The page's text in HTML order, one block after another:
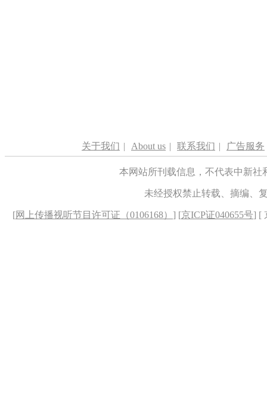
关于我们 | About us | 联系我们 | 广告服务
本网站所刊载信息，不代表中新
未经授权禁止转载、摘编、
[网上传播视听节目许可证（0106168） ] [京ICP证040655号] [